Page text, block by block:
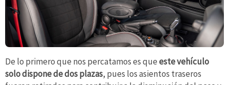
De lo primero que nos percatamos es queeste vehículo
solo dispone de dos plazas, pues los asientos traseros